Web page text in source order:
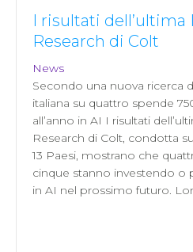
I risultati dell’ultima
Research di Colt
News
Secondo una nuova ricerca
italiana su quattro spende
all’anno in AI I risultati
Research di Colt, condotta
13 Paesi, mostrano che
cinque stanno investendo o
in AI nel prossimo futuro.